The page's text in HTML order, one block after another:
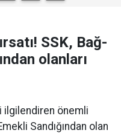
SSK, Bağ-
olanları
ilgilendiren önemli
Sandığından olan